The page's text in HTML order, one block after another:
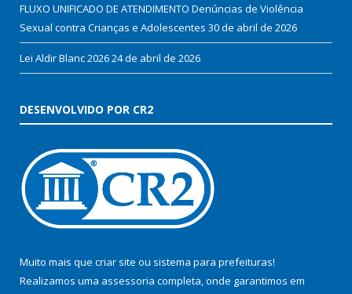
FLUXO UNIFICADO DE ATENDIMENTO Denúncias de Violência
Sexual contra Crianças e Adolescentes 30 de abril de 2026
Lei Aldir Blanc 202624 de abril de 2026
DESENVOLVIDO POR CR2
Muito mais que criar site ou sistema para prefeituras!
Realizamos uma assessoria completa, onde garantimos em